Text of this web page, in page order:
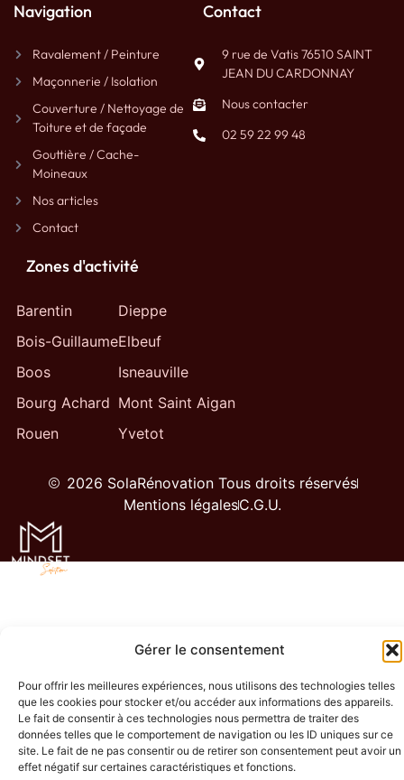
Gérer le consentement
Pour offrir les meilleures expériences, nous utilisons des technologies telles
que les cookies pour stocker et/ou accéder aux informations des appareils.
Le fait de consentir à ces technologies nous permettra de traiter des
données telles que le comportement de navigation ou les ID uniques sur ce
site. Le fait de ne pas consentir ou de retirer son consentement peut avoir un
effet négatif sur certaines caractéristiques et fonctions.
Navigation
Ravalement / Peinture
Maçonnerie / Isolation
Couverture / Nettoyage de
Toiture et de façade
Gouttière / Cache-
Moineaux
Nos articles
Contact
Contact
9 rue de Vatis 76510 SAINT
JEAN DU CARDONNAY
Nous contacter
02 59 22 99 48
Zones d'activité
Barentin
Bois-Guillaume
Boos
Bourg Achard
Rouen
Dieppe
Elbeuf
Isneauville
Mont Saint Aigan
Yvetot
2026 SolaRénovation Tous droits réservés
Mentions légalesC.G.U.